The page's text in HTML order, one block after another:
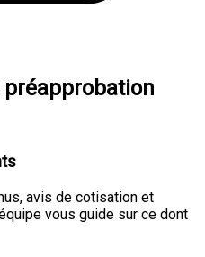
préapprobation
avis de cotisation et
vous guide sur ce dont